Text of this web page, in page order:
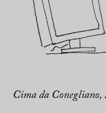
Cima da